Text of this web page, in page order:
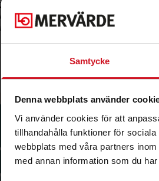
Samtycke
Denna webbplats använder
Vi använder cookies för att
tillhandahålla funktioner för
webbplats med våra partners
med annan information som du
kr f o m 1/1 2026) mån.
och klicka på knappen som blir
för att ta del av erbjudandet.
på dina